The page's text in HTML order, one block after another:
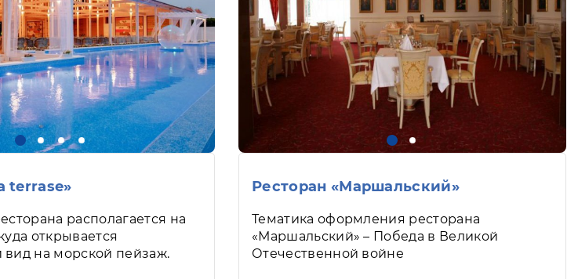
terrase»
располагается на
открывается
на морской пейзаж.
Ресторан «Маршальский»
Тематика оформления ресторана
«Маршальский» – Победа в Великой
Отечественной войне